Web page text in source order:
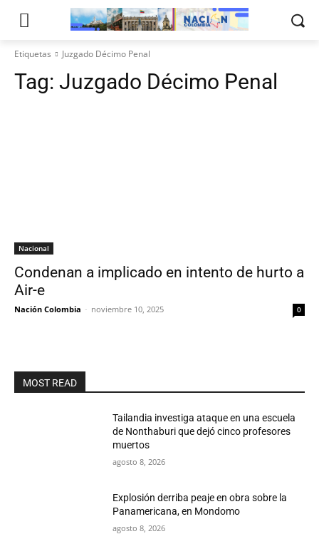
Etiquetas Juzgado Décimo Penal
Tag: Juzgado Décimo Penal
Nacional
Condenan a implicado en intento de hurto a
Air-e
Nación Colombia - noviembre 10, 2025 0
MOST READ
Tailandia investiga ataque en una escuela
de Nonthaburi que dejó cinco profesores
muertos
agosto 8, 2026
Explosión derriba peaje en obra sobre la
Panamericana, en Mondomo
agosto 8, 2026